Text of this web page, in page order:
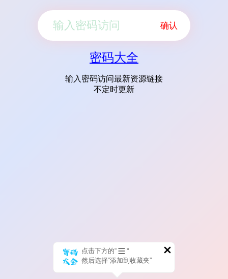
确认
密码大全
输入密码访问最新资源链接
不定时更新
点击下方的“
”
然后选择“添加到收藏夹”